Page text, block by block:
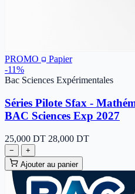
PROMO
Papier
-11%
Bac Sciences Expérimentales
Séries Pilote Sfax -
BAC Sciences Exp 2027
25,000 DT 28,000 DT
−
+
Ajouter au panier